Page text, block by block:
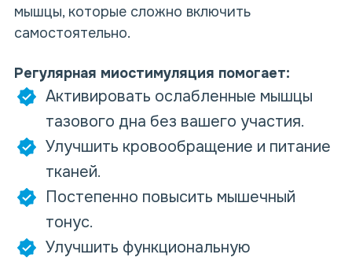
мышцы, которые сложно включить
самостоятельно.
Регулярная миостимуляция помогает:
Активировать ослабленные мышцы
тазового дна без вашего участия.
Улучшить кровообращение и питание
тканей.
Постепенно повысить мышечный
тонус.
Улучшить функциональную